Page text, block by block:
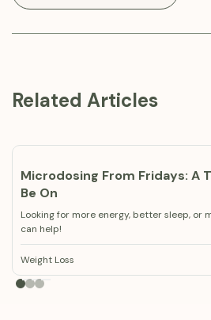
Related Articles
Microdosing From Fridays: A
Be On
Looking for more energy, better sleep, or
can help!
Weight Loss